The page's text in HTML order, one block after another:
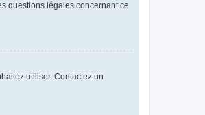
questions légales concernant ce
utiliser. Contactez un